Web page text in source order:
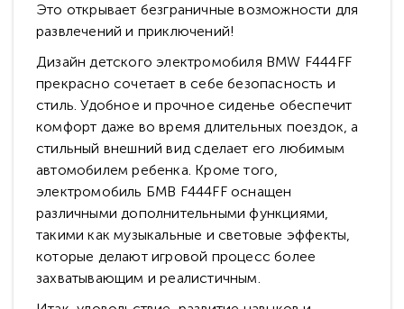
Это открывает безграничные возможности для
развлечений и приключений!
Дизайн детского электромобиля BMW F444FF
прекрасно сочетает в себе безопасность и
стиль. Удобное и прочное сиденье обеспечит
комфорт даже во время длительных поездок, а
стильный внешний вид сделает его любимым
автомобилем ребенка. Кроме того,
электромобиль БМВ F444FF оснащен
различными дополнительными функциями,
такими как музыкальные и световые эффекты,
которые делают игровой процесс более
захватывающим и реалистичным.